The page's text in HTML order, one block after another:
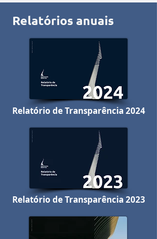
Relatórios anuais
Relatório de Transparência 2024
Relatório de Transparência 2023